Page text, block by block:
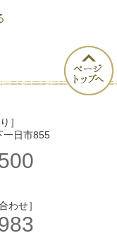
］
一日市855
わせ］